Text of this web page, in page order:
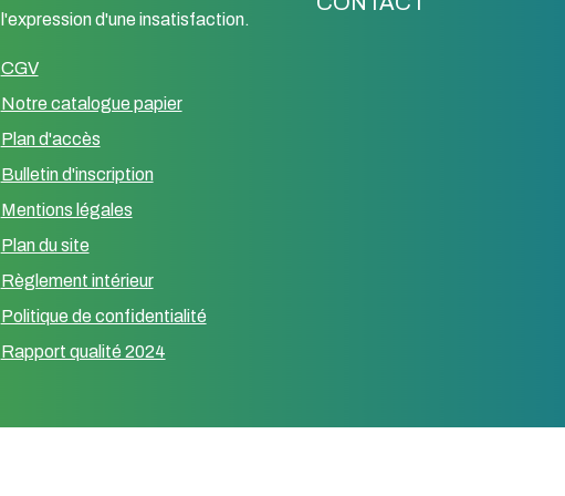
l'expression d'une insatisfaction.
CGV
Notre catalogue papier
Plan d'accès
Bulletin d'inscription
Mentions légales
Plan du site
Règlement intérieur
Politique de confidentialité
Rapport qualité 2024